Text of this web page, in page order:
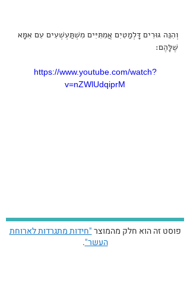
וְהִנֵּה גּוּרִים דָּלְמַטִיִם אֲמִתִּיִּים מִשְׁתַּעְשְׁעִים עִם אִמָּא
שֶׁלָּהֶם:
https://www.youtube.com/watch?
v=nZWlUdqiprM
פוסט זה הוא חלק מהמוצר"חידות מתגרדות לארוחת
העשר".